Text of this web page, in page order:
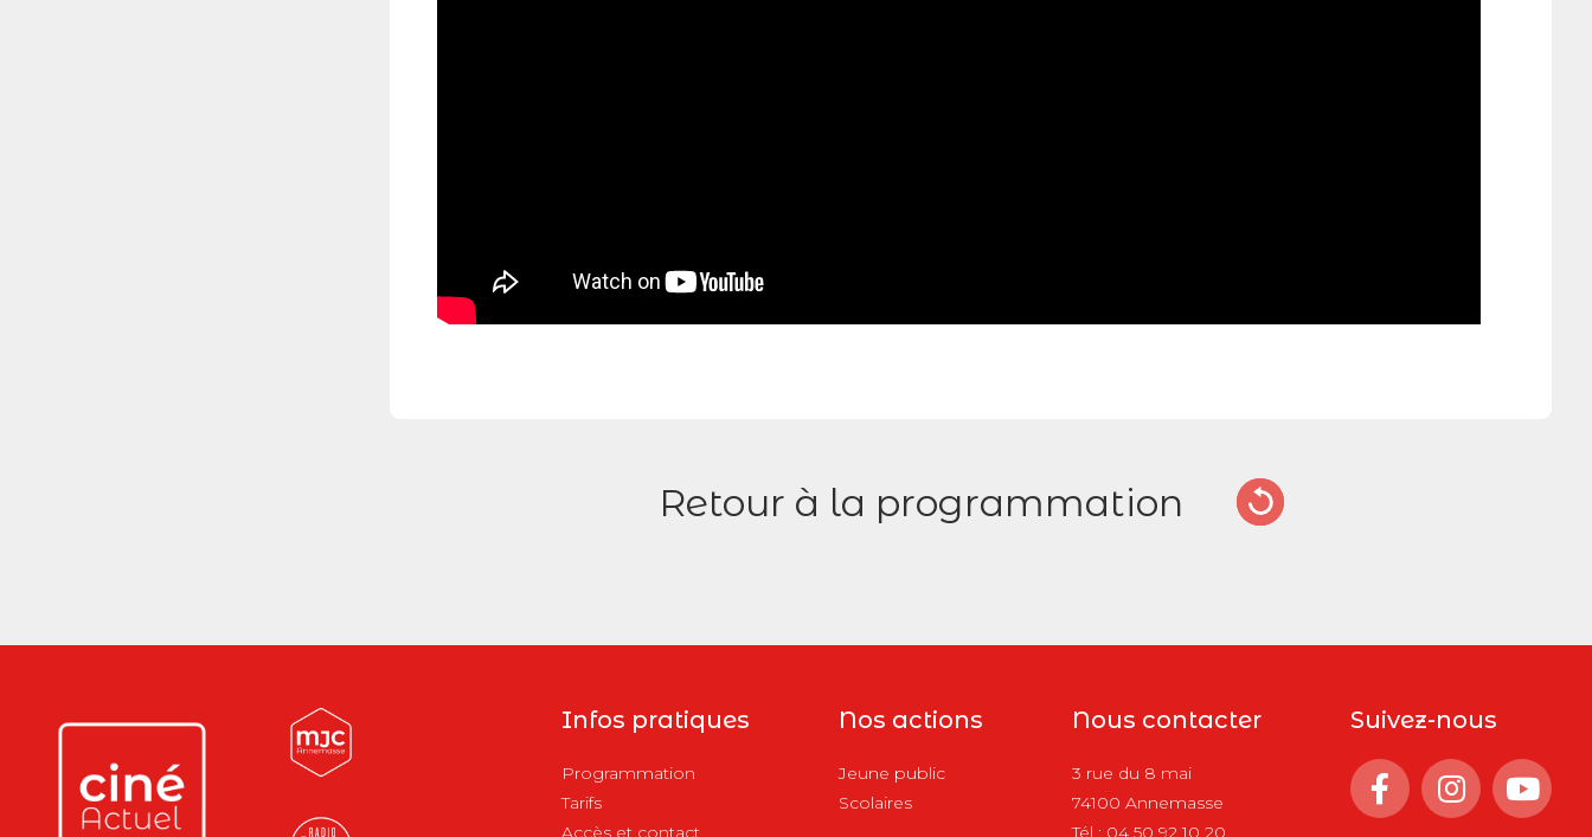
Retour à la programmation
Infos pratiques
Programmation
Tarifs
Accès et contact
Nos actions
Jeune public
Scolaires
Nous contacter
3 rue du 8 mai
74100 Annemasse
Tél : 04 50 92 10 20
Suivez-nous